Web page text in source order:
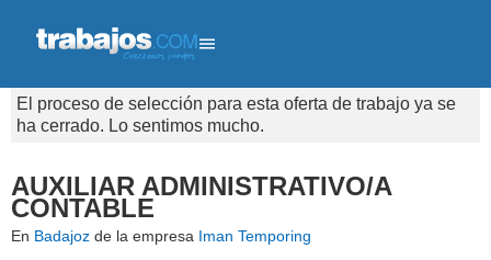
El proceso de selección para esta oferta de trabajo ya se
ha cerrado. Lo sentimos mucho.
AUXILIAR ADMINISTRATIVO/A
CONTABLE
En Badajoz de la empresa Iman Temporing